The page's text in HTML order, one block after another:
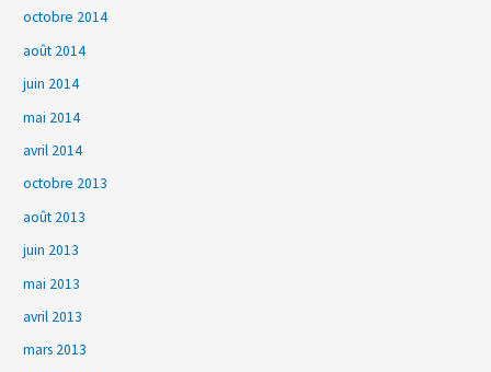
octobre 2014
août 2014
juin 2014
mai 2014
avril 2014
octobre 2013
août 2013
juin 2013
mai 2013
avril 2013
mars 2013